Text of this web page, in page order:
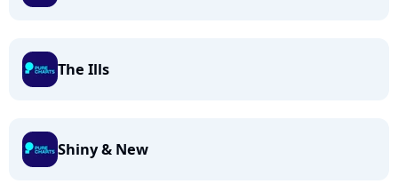
The Ills
Shiny & New